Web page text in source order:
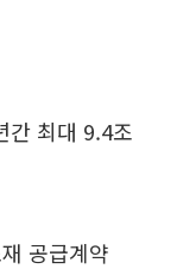
간 최대 9.4조
공급계약